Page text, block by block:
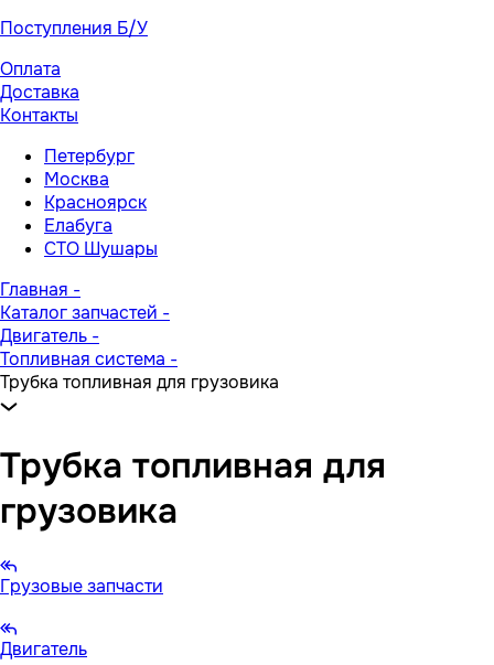
Поступления Б/У
Оплата
Доставка
Контакты
Петербург
Москва
Красноярск
Елабуга
СТО Шушары
Главная -
Каталог запчастей -
Двигатель -
Топливная система -
Трубка топливная для грузовика
Трубка топливная для
грузовика
Грузовые запчасти
Двигатель